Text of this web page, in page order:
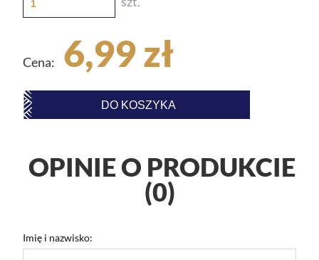
Cena: 6,99 zł
DO KOSZYKA
OPINIE O PRODUKCIE
(0)
Imię i nazwisko: